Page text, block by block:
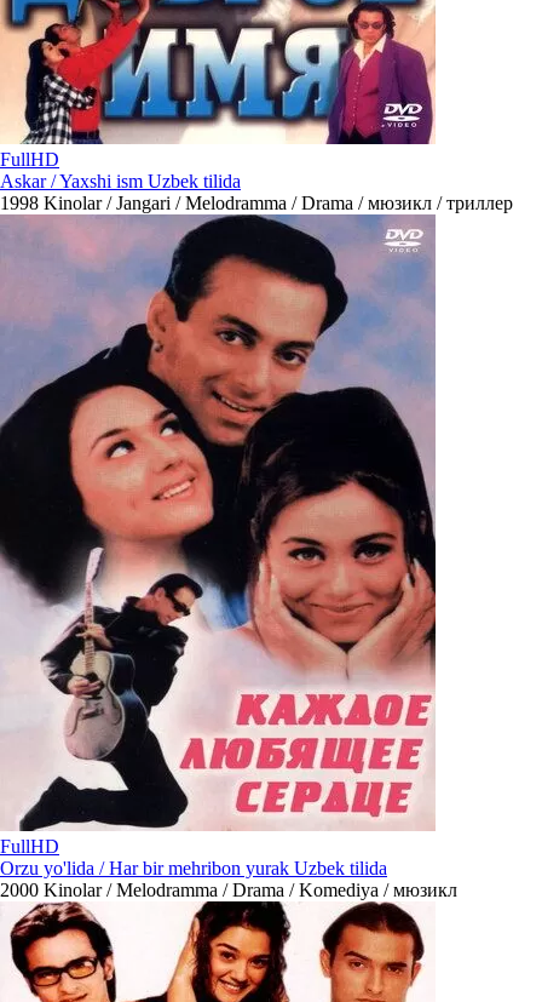
FullHD
Askar / Yaxshi ism Uzbek tilida
1998 Kinolar / Jangari / Melodramma / Drama / мюзикл / триллер
FullHD
Orzu yo'lida / Har bir mehribon yurak Uzbek tilida
2000 Kinolar / Melodramma / Drama / Komediya / мюзикл